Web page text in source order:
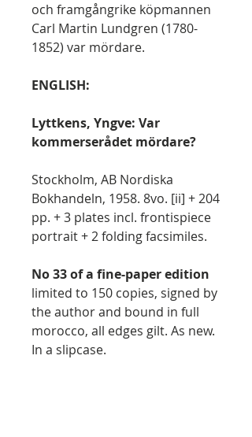
och framgångrike köpmannen
Carl Martin Lundgren (1780-
1852) var mördare.
ENGLISH:
Lyttkens, Yngve: Var
kommerserådet mördare?
Stockholm, AB Nordiska
Bokhandeln, 1958. 8vo. [ii] + 204
pp. + 3 plates incl. frontispiece
portrait + 2 folding facsimiles.
No 33 of a fine-paper edition
limited to 150 copies, signed by
the author and bound in full
morocco, all edges gilt. As new.
In a slipcase.